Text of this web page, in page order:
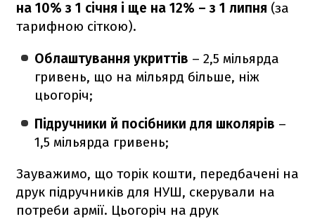
на 10% з 1 січня і ще на 12% – з 1 липня (за
тарифною сіткою).
Облаштування укриттів – 2,5 мільярда
гривень, що на мільярд більше, ніж
цьогоріч;
Підручники й посібники для школярів –
1,5 мільярда гривень;
Зауважимо, що торік кошти, передбачені на
друк підручників для НУШ, скерували на
потреби армії. Цьогоріч на друк